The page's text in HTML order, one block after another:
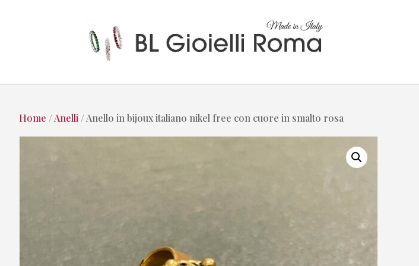
Home /Anelli / Anello in bijoux italiano nikel free con cuore in smalto rosa